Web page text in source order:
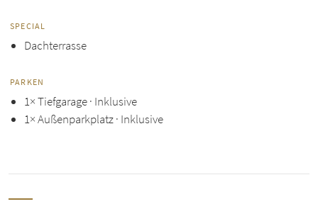
SPECIAL
Dachterrasse
PARKEN
1× Tiefgarage · Inklusive
1× Außenparkplatz · Inklusive